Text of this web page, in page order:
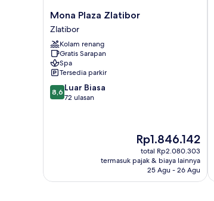
Mona
Plaza
Zlatibor
Zlatibor
Mona Plaza Zlatibor
Zlatibor
Kolam renang
Gratis Sarapan
Spa
Tersedia parkir
8.6
dari
8,6 Luar Biasa
72 ulasan
Harga
sekarang
Rp1.846.142
Rp1.846.142
total Rp2.080.303
termasuk pajak & biaya lainnya
25 Agu - 26 Agu